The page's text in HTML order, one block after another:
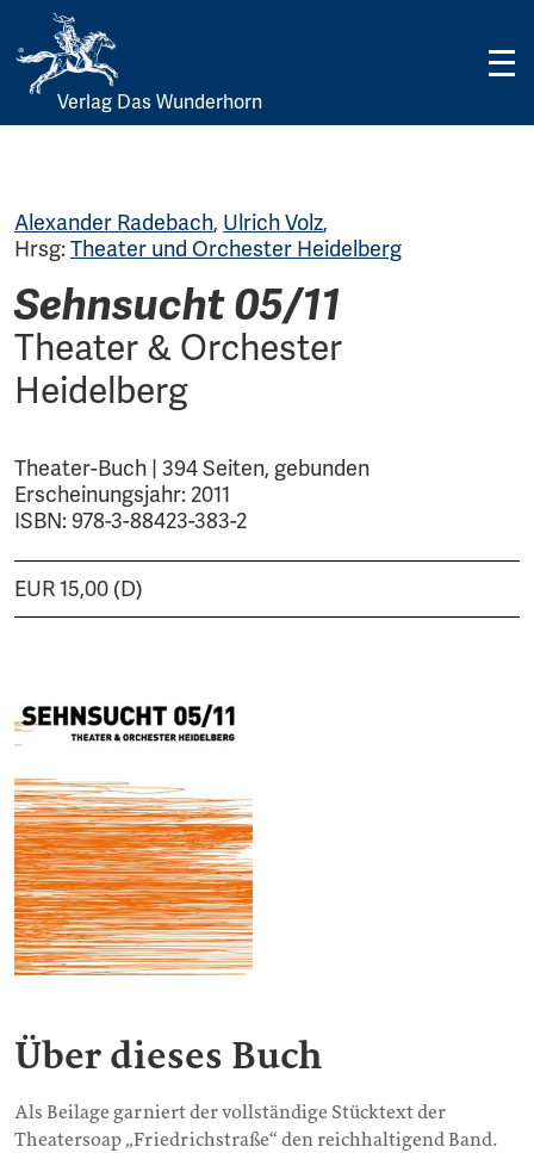
Skip
Verlag Das Wunderhorn
Alexander Radebach, Ulrich Volz,
Hrsg:Theater und Orchester Heidelberg
Sehnsucht 05/11
Theater & Orchester
Heidelberg
Theater-Buch | 394 Seiten, gebunden
Erscheinungsjahr: 2011
ISBN: 978-3-88423-383-2
EUR 15,00 (D)
Über dieses Buch
Als Beilage garniert der vollständige Stücktext der
Theatersoap „Friedrichstraße“ den reichhaltigend Band.